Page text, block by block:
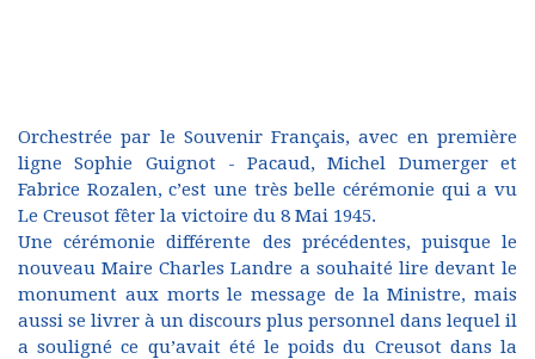
Orchestrée par le Souvenir Français, avec en première
ligne Sophie Guignot - Pacaud, Michel Dumerger et
Fabrice Rozalen, c’est une très belle cérémonie qui a vu
Le Creusot fêter la victoire du 8 Mai 1945.
Une cérémonie différente des précédentes, puisque le
nouveau Maire Charles Landre a souhaité lire devant le
monument aux morts le message de la Ministre, mais
aussi se livrer à un discours plus personnel dans lequel il
a souligné ce qu’avait été le poids du Creusot dans la